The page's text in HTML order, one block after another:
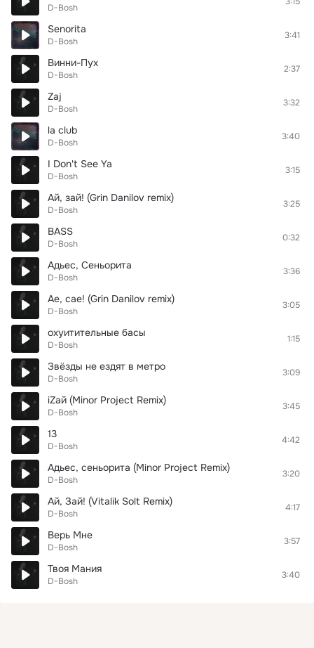
D-Bosh
Senorita
D-Bosh
3:41
Винни-Пух
D-Bosh
2:37
Zaj
D-Bosh
3:32
la club
D-Bosh
3:40
I Don't See Ya
D-Bosh
3:15
Ай, зай! (Grin Danilov remix)
D-Bosh
3:25
BASS
D-Bosh
0:32
Адьес, Сеньорита
D-Bosh
3:36
Ae, cae! (Grin Danilov remix)
D-Bosh
3:05
охуитительные басы
D-Bosh
1:15
Звёзды не ездят в метро
D-Bosh
3:09
iZай (Minor Project Remix)
D-Bosh
3:45
13
D-Bosh
4:42
Адьес, сеньорита (Minor Project Remix)
D-Bosh
3:20
Ай, Зай! (Vitalik Solt Remix)
D-Bosh
4:17
Верь Мне
D-Bosh
3:57
Твоя Мания
D-Bosh
3:40